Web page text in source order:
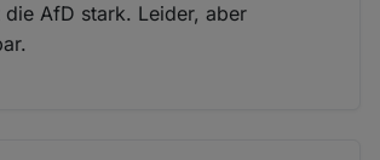
die AfD stark. Leider, aber